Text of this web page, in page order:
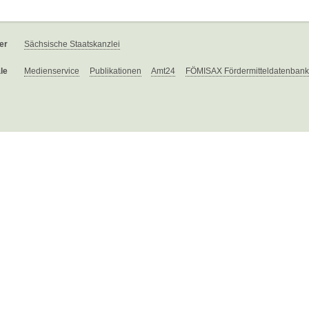
Sächsische Staatskanzlei
Medienservice Publikationen Amt24 FÖMISAX Fördermitteldatenbank